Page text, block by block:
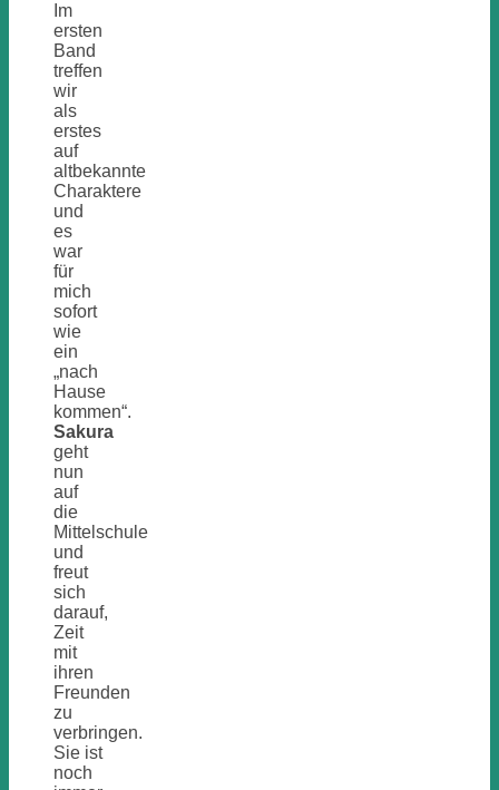
Im
ersten
Band
treffen
wir
als
erstes
auf
altbekannte
Charaktere
und
es
war
für
mich
sofort
wie
ein
„nach
Hause
kommen“.
Sakura
geht
nun
auf
die
Mittelschule
und
freut
sich
darauf,
Zeit
mit
ihren
Freunden
zu
verbringen.
Sie ist
noch